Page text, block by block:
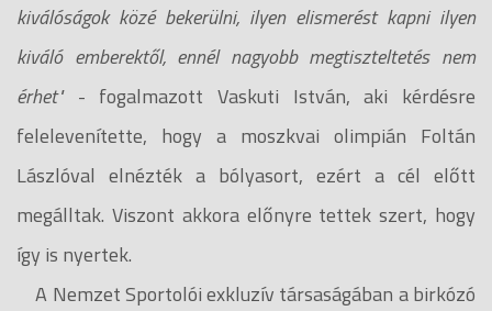
kiválóságok közé bekerülni, ilyen elismerést kapni ilyen
kiváló emberektől, ennél nagyobb megtiszteltetés nem
érhet"- fogalmazott Vaskuti István, aki kérdésre
felelevenítette, hogy a moszkvai olimpián Foltán
Lászlóval elnézték a bólyasort, ezért a cél előtt
megálltak. Viszont akkora előnyre tettek szert, hogy
így is nyertek.
A Nemzet Sportolói exkluzív társaságában a birkózó